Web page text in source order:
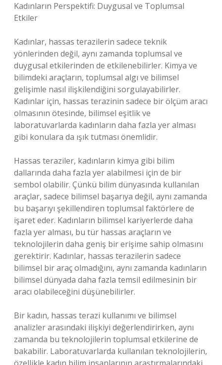
Kadınların Perspektifi: Duygusal ve Toplumsal
Etkiler
Kadınlar, hassas terazilerin sadece teknik
yönlerinden değil, aynı zamanda toplumsal ve
duygusal etkilerinden de etkilenebilirler. Kimya ve
bilimdeki araçların, toplumsal algı ve bilimsel
gelişimle nasıl ilişkilendiğini sorgulayabilirler.
Kadınlar için, hassas terazinin sadece bir ölçüm aracı
olmasının ötesinde, bilimsel eşitlik ve
laboratuvarlarda kadınların daha fazla yer alması
gibi konulara da ışık tutması önemlidir.
Hassas teraziler, kadınların kimya gibi bilim
dallarında daha fazla yer alabilmesi için de bir
sembol olabilir. Çünkü bilim dünyasında kullanılan
araçlar, sadece bilimsel başarıya değil, aynı zamanda
bu başarıyı şekillendiren toplumsal faktörlere de
işaret eder. Kadınların bilimsel kariyerlerde daha
fazla yer alması, bu tür hassas araçların ve
teknolojilerin daha geniş bir erişime sahip olmasını
gerektirir. Kadınlar, hassas terazilerin sadece
bilimsel bir araç olmadığını, aynı zamanda kadınların
bilimsel dünyada daha fazla temsil edilmesinin bir
aracı olabileceğini düşünebilirler.
Bir kadın, hassas terazi kullanımı ve bilimsel
analizler arasındaki ilişkiyi değerlendirirken, aynı
zamanda bu teknolojilerin toplumsal etkilerine de
bakabilir. Laboratuvarlarda kullanılan teknolojilerin,